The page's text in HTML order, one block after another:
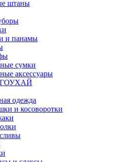
штаны
и панамы
сумки
аксессуары
одежда
и косоворотки